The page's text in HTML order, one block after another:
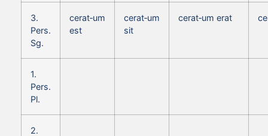
3.
Pers.
Sg.
cerat‑um
est
cerat‑um
sit
cerat‑um erat
1.
Pers.
Pl.
2.